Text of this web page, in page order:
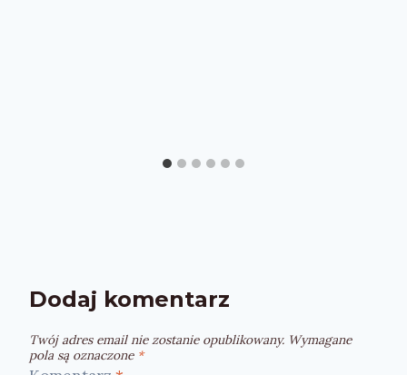
Dodaj komentarz
Twój adres email nie zostanie opublikowany. Wymagane
pola są oznaczone *